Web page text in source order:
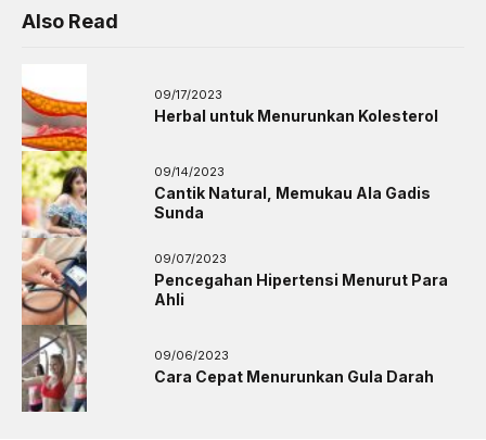
Also Read
09/17/2023
Herbal untuk Menurunkan Kolesterol
09/14/2023
Cantik Natural, Memukau Ala Gadis
Sunda
09/07/2023
Pencegahan Hipertensi Menurut Para
Ahli
09/06/2023
Cara Cepat Menurunkan Gula Darah